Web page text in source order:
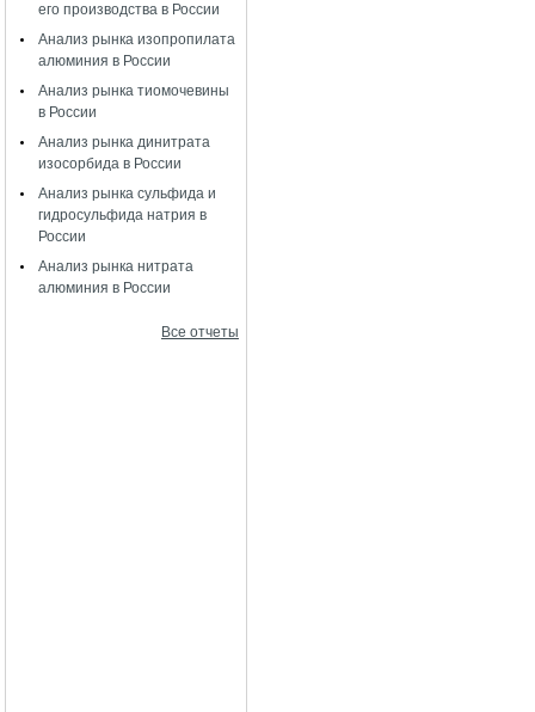
его производства в России
Анализ рынка изопропилата
алюминия в России
Анализ рынка тиомочевины
в России
Анализ рынка динитрата
изосорбида в России
Анализ рынка сульфида и
гидросульфида натрия в
России
Анализ рынка нитрата
алюминия в России
Все отчеты